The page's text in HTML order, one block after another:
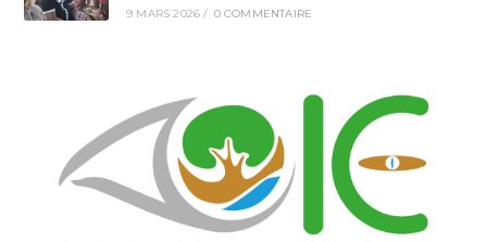
9 MARS 2026 / 0 COMMENTAIRE